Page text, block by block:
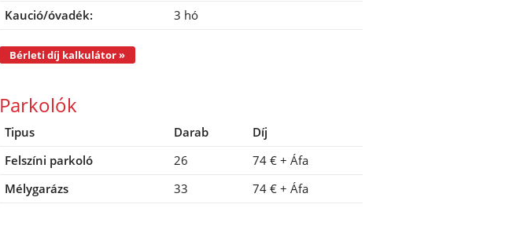
Kaució/óvadék:
3 hó
Bérleti díj kalkulátor »
Parkolók
Tipus Darab
Díj
Felszíni parkoló
26 74 € + Áfa
Mélygarázs
33 74 € + Áfa